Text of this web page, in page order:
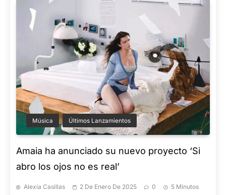
Música Últimos Lanzamientos
Amaia ha anunciado su nuevo proyecto ‘Si
abro los ojos no es real’
Alexia Casillas 2 De Enero De 2025 0 5 Minutos